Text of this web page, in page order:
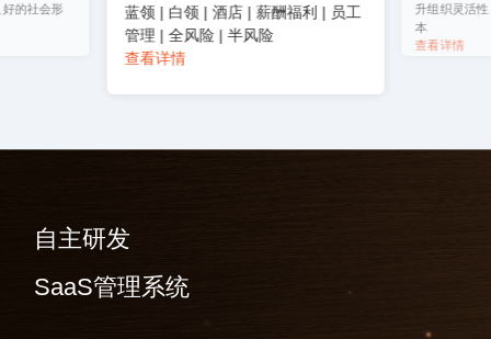
的社会形
蓝领 | 白领 | 酒店 | 薪酬福利 | 员工
管理 | 全风险 | 半风险
查看详情
升组织灵活
本
查看详情
自主研发
SaaS管理系统